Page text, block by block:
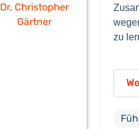
Dr. Christopher
Gärtner
zu